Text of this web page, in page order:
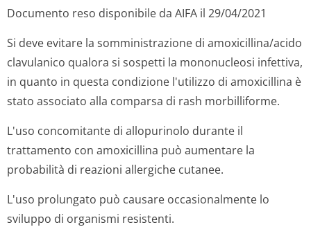
Documento reso disponibile da AIFA il 29/04/2021
Si deve evitare la somministrazione di amoxicillina/acido
clavulanico qualora si sospetti la mononucleosi infettiva,
in quanto in questa condizione l'utilizzo di amoxicillina è
stato associato alla comparsa di rash morbilliforme.
L'uso concomitante di allopurinolo durante il
trattamento con amoxicillina può aumentare la
probabilità di reazioni allergiche cutanee.
L'uso prolungato può causare occasionalmente lo
sviluppo di organismi resistenti.